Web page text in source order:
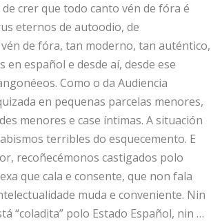
crer que todo canto vén de fóra é
eternos de autoodio, de
de fóra, tan moderno, tan auténtico,
español e desde aí, desde ese
Como o da Audiencia
en pequenas parcelas menores,
menores e case íntimas. A situación
terribles do esquecemento. E
recoñecémonos castigados polo
que cala e consente, que non fala
muda e conveniente. Nin
“coladita” polo Estado Español, nin …